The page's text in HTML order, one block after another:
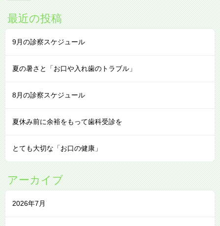
最近の投稿
9月の診察スケジュール
夏の暑さと「お口や入れ歯のトラブル」
8月の診察スケジュール
夏休み前に余裕をもって歯科受診を
とても大切な「お口の健康」
アーカイブ
2026年7月